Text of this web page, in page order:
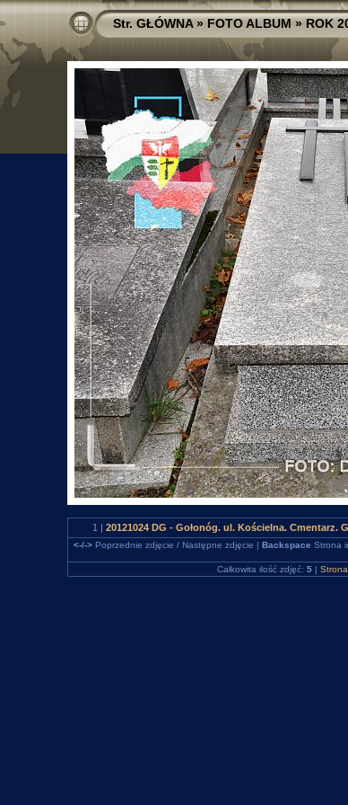
Str. GŁÓWNA»FOTO ALBUM»ROK
1 | 20121024 DG - Gołonóg. ul. Kościelna. Cmentarz.
<-/->Poprzednie zdjęcie / Następne zdjęcie | Backspace Strona
Całkowita ilość zdjęć: 5 |